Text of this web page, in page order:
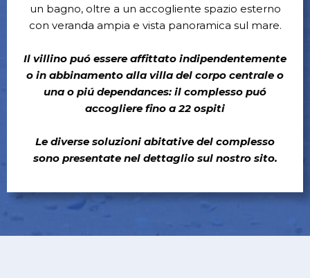
un bagno, oltre a un accogliente spazio esterno
con veranda ampia e vista panoramica sul mare.
Il villino puó essere affittato indipendentemente
o in abbinamento alla villa del corpo centrale o
una o piú dependances: il complesso puó
accogliere fino a 22 ospiti
Le diverse soluzioni abitative del complesso
sono presentate nel dettaglio sul nostro sito.